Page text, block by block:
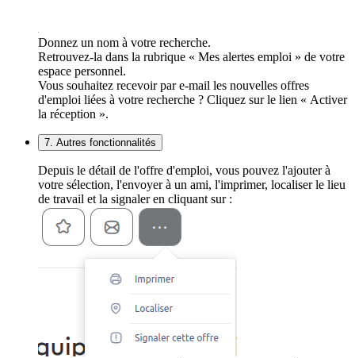
Donnez un nom à votre recherche.
Retrouvez-la dans la rubrique « Mes alertes emploi » de votre
espace personnel.
Vous souhaitez recevoir par e-mail les nouvelles offres
d'emploi liées à votre recherche ? Cliquez sur le lien « Activer
la réception ».
7. Autres fonctionnalités
Depuis le détail de l'offre d'emploi, vous pouvez l'ajouter à
votre sélection, l'envoyer à un ami, l'imprimer, localiser le lieu
de travail et la signaler en cliquant sur :